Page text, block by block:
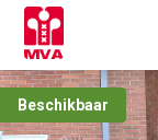
Beschikbaar